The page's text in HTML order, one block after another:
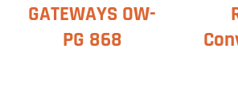
GATEWAYS OW-
PG 868